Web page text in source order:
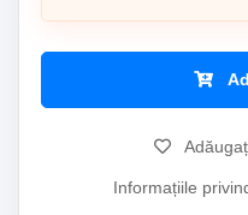
Informațiile